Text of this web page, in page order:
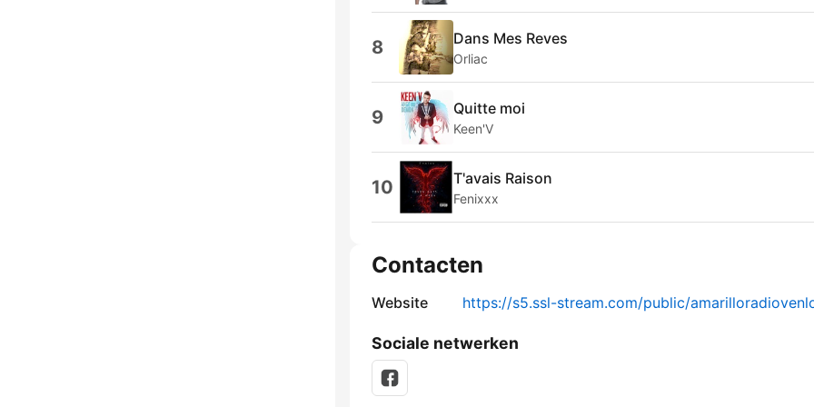
8 Dans Mes Reves
Orliac
9 Quitte moi
Keen'V
10 T'avais Raison
Fenixxx
Contacten
Website https://s5.ssl-stream.com/public/
Sociale netwerken